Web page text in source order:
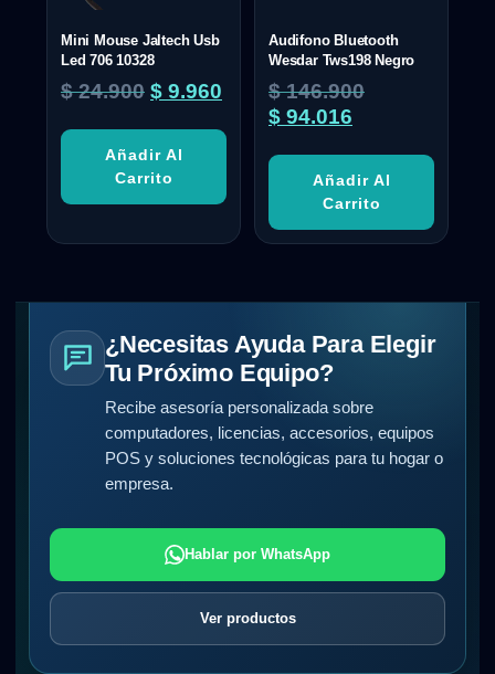
Mini Mouse Jaltech Usb
Led 706 10328
$24.900 $ 9.960
Añadir Al
Carrito
Audifono Bluetooth
Wesdar Tws198 Negro
$146.900
$ 94.016
Añadir Al
Carrito
¿Necesitas Ayuda Para Elegir
Tu Próximo Equipo?
Recibe asesoría personalizada sobre
computadores, licencias, accesorios, equipos
POS y soluciones tecnológicas para tu hogar o
empresa.
Hablar por WhatsApp
Ver productos